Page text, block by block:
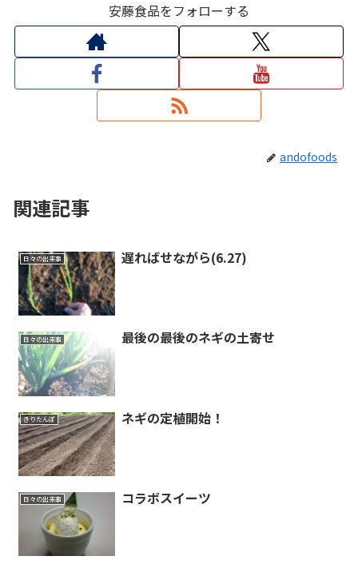
安藤食品をフォローする
andofoods
関連記事
日々の出来事 遅ればせながら(6.27)
日々の出来事 最後の最後のネギの土寄せ
きりたんぽ ネギの定植開始！
日々の出来事 コラボスイーツ